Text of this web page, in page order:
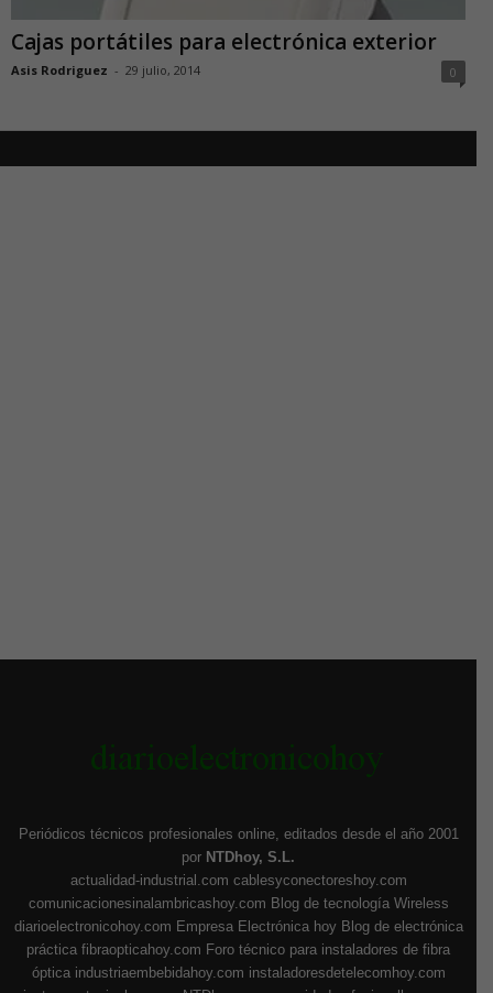
Cajas portátiles para electrónica exterior
Asis Rodriguez - 29 julio, 2014 0
Periódicos técnicos profesionales online, editados desde el año 2001
por NTDhoy, S.L.
actualidad-industrial.com cablesyconectoreshoy.com
comunicacionesinalambricashoy.com Blog de tecnología Wireless
diarioelectronicohoy.com Empresa Electrónica hoy Blog de electrónica
práctica fibraopticahoy.com Foro técnico para instaladores de fibra
óptica industriaembebidahoy.com instaladoresdetelecomhoy.com